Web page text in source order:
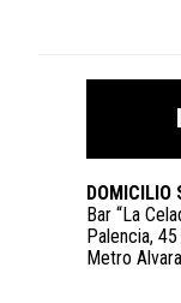
DOMICILIO
Bar “La
Palencia, 45
Metro